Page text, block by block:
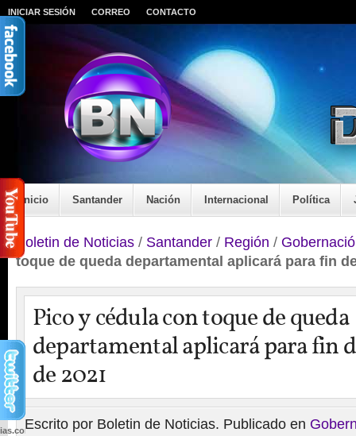
INICIAR SESIÓN CORREO CONTACTO
Inicio Santander Nación Internacional Política
Boletin de Noticias / Santander / Región /
toque de queda departamental aplicará para fin
Pico y cédula con toque de queda
departamental aplicará para fin
de 2021
Escrito por Boletin de Noticias. Publicado en
wp-